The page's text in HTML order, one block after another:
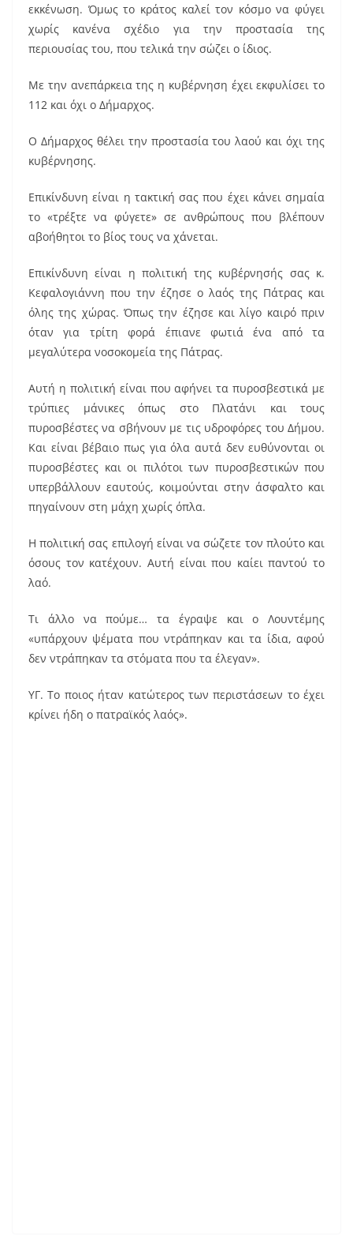
εκκένωση. Όμως το κράτος καλεί τον κόσμο να φύγει
χωρίς κανένα σχέδιο για την προστασία της
περιουσίας του, που τελικά την σώζει ο ίδιος.
Με την ανεπάρκεια της η κυβέρνηση έχει εκφυλίσει το
112 και όχι ο Δήμαρχος.
Ο Δήμαρχος θέλει την προστασία του λαού και όχι της
κυβέρνησης.
Επικίνδυνη είναι η τακτική σας που έχει κάνει σημαία
το «τρέξτε να φύγετε» σε ανθρώπους που βλέπουν
αβοήθητοι το βίος τους να χάνεται.
Επικίνδυνη είναι η πολιτική της κυβέρνησής σας κ.
Κεφαλογιάννη που την έζησε ο λαός της Πάτρας και
όλης της χώρας. Όπως την έζησε και λίγο καιρό πριν
όταν για τρίτη φορά έπιανε φωτιά ένα από τα
μεγαλύτερα νοσοκομεία της Πάτρας.
Αυτή η πολιτική είναι που αφήνει τα πυροσβεστικά με
τρύπιες μάνικες όπως στο Πλατάνι και τους
πυροσβέστες να σβήνουν με τις υδροφόρες του Δήμου.
Και είναι βέβαιο πως για όλα αυτά δεν ευθύνονται οι
πυροσβέστες και οι πιλότοι των πυροσβεστικών που
υπερβάλλουν εαυτούς, κοιμούνται στην άσφαλτο και
πηγαίνουν στη μάχη χωρίς όπλα.
Η πολιτική σας επιλογή είναι να σώζετε τον πλούτο και
όσους τον κατέχουν. Αυτή είναι που καίει παντού το
λαό.
Τι άλλο να πούμε… τα έγραψε και ο Λουντέμης
«υπάρχουν ψέματα που ντράπηκαν και τα ίδια, αφού
δεν ντράπηκαν τα στόματα που τα έλεγαν».
ΥΓ. Το ποιος ήταν κατώτερος των περιστάσεων το έχει
κρίνει ήδη ο πατραϊκός λαός».